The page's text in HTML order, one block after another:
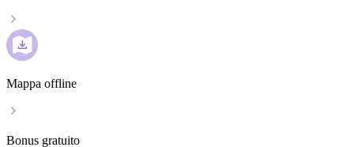
Mappa offline
Bonus gratuito